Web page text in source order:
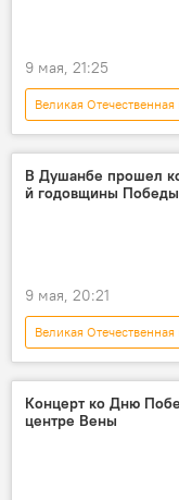
9 мая, 21:25
Великая
Владимир Путин
9 мая - День Победы в
81-летие Победы в
В Душанбе прошел
й годовщины
9 мая, 20:21
Великая
Таджикистан
9 мая - День Победы в
81-летие Победы в
Концерт ко Дню
центре Вены